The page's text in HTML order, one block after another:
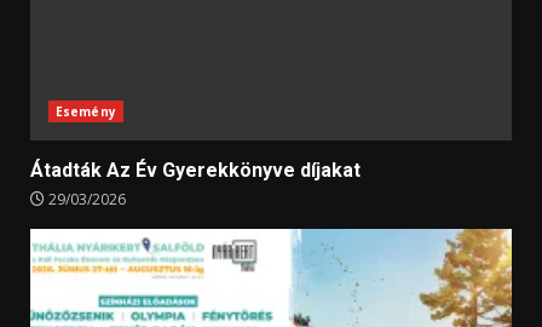
Esemény
Átadták Az Év Gyerekkönyve díjakat
29/03/2026